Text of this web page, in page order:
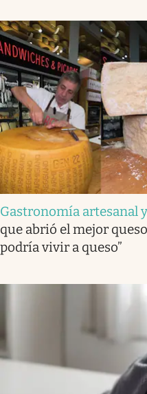
Gastronomía artesanal
que abrió el mejor
podría vivir a queso”